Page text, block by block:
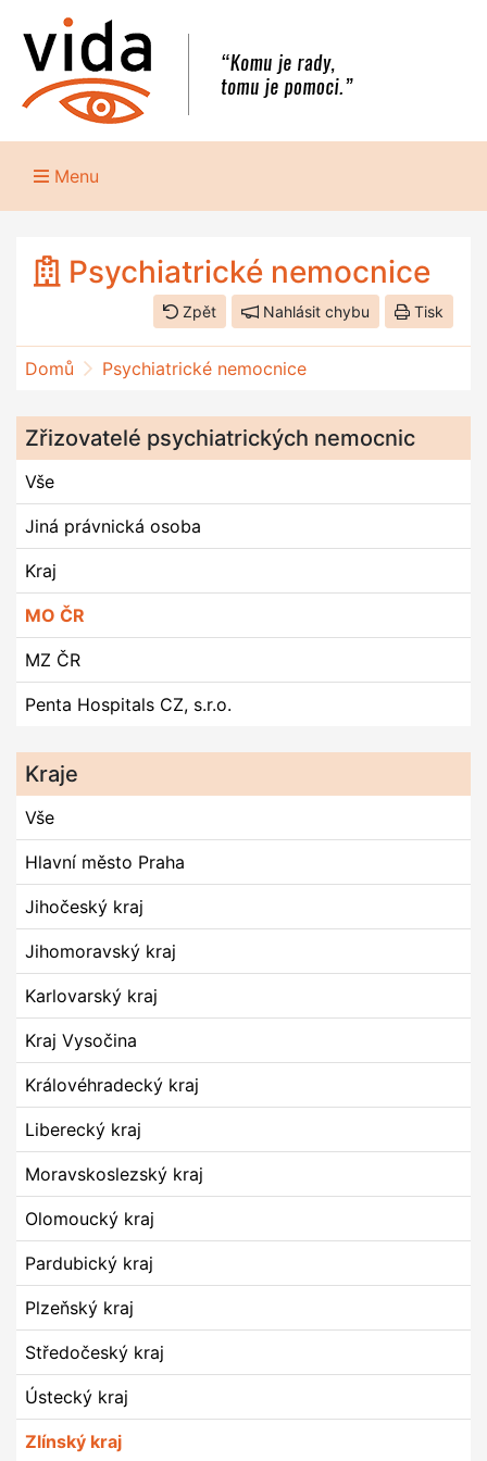
Menu
Psychiatrické nemocnice
Zpět Nahlásit chybu Tisk
Domů Psychiatrické nemocnice
Zřizovatelé psychiatrických nemocnic
Vše
Jiná právnická osoba
Kraj
MO ČR
MZ ČR
Penta Hospitals CZ, s.r.o.
Kraje
Vše
Hlavní město Praha
Jihočeský kraj
Jihomoravský kraj
Karlovarský kraj
Kraj Vysočina
Královéhradecký kraj
Liberecký kraj
Moravskoslezský kraj
Olomoucký kraj
Pardubický kraj
Plzeňský kraj
Středočeský kraj
Ústecký kraj
Zlínský kraj